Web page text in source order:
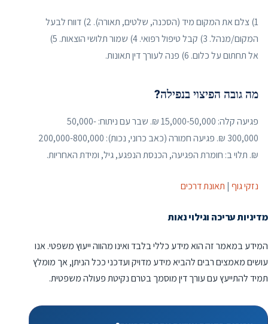
1) צלם את המקום מיד (הסכנה, שלטים, תאורה). 2) דווח לבעל
המקום/מנהל. 3) קבל טיפול רפואי. 4) שמור תלושי הוצאות. 5)
אל תחתום על כלום. 6) פנה לעורך דין תאונות.
מה גובה הפיצוי בנפילה?
פגיעה קלה: 15,000-50,000 ₪. שבר עם ניתוח: 50,000-
300,000 ₪. פגיעה חמורה (כאב כרוני, נכות): 200,000-800,000
₪. תלוי ב: חומרת הפגיעה, הכנסת הנפגע, גיל, ומידת האחריות.
נזקי גוף | תאונת דרכים
מדיניות עריכה וגילוי נאות
המידע במאמר זה הוא מידע כללי בלבד ואינו מהווה ייעוץ משפטי. אנו
עושים מאמצים רבים להביא מידע מדויק ועדכני ככל הניתן, אך מומלץ
תמיד להתייעץ עם עורך דין מוסמך בטרם נקיטת פעולה משפטית.